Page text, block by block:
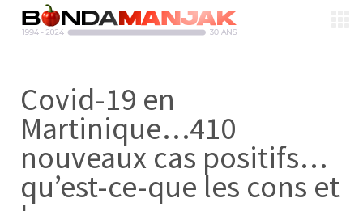
Covid-19 en
Martinique…410
nouveaux cas positifs…
qu’est-ce-que les cons et